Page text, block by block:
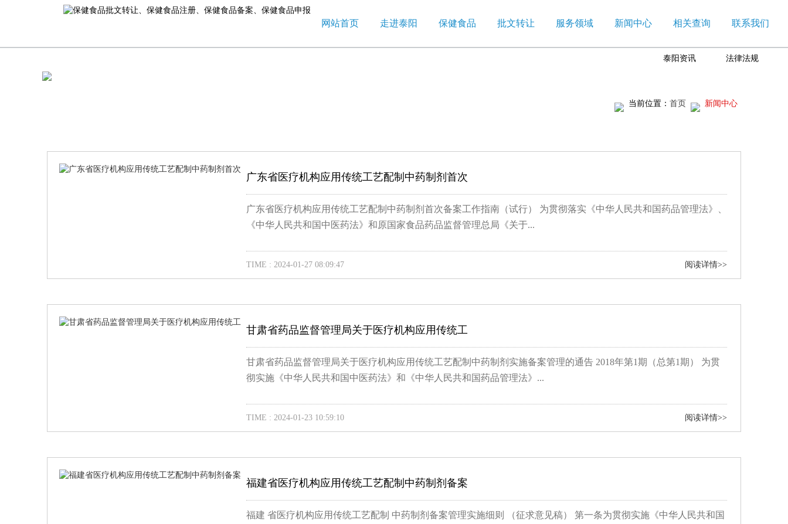
网站首页 走进泰阳 保健食品 批文转让 服务领域 新闻中心 相关查询 联系我们
法律法规
泰阳资讯
新闻中心
首页
当前位置：
广东省医疗机构应用传统工艺配制中药制剂首次
广东省医疗机构应用传统工艺配制中药制剂首次备案工作指南（试行） 为贯彻落实《中华人民共和国药品管理法》、
《中华人民共和国中医药法》和原国家食品药品监督管理总局《关于...
TIME : 2024-01-27 08:09:47 阅读详情>>
甘肃省药品监督管理局关于医疗机构应用传统工
甘肃省药品监督管理局关于医疗机构应用传统工艺配制中药制剂实施备案管理的通告 2018年第1期（总第1期） 为贯
彻实施《中华人民共和国中医药法》和《中华人民共和国药品管理法》...
TIME : 2024-01-23 10:59:10 阅读详情>>
福建省医疗机构应用传统工艺配制中药制剂备案
福建 省医疗机构应用传统工艺配制 中药制剂备案管理实施细则 （征求意见稿） 第一条为贯彻实施《中华人民共和国